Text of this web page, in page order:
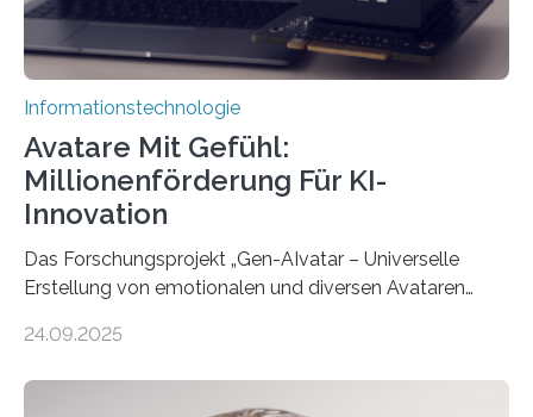
Informationstechnologie
Avatare Mit Gefühl:
Millionenförderung Für KI-
Innovation
Das Forschungsprojekt „Gen-AIvatar – Universelle
Erstellung von emotionalen und diversen Avataren
Förderung in Höhe von rund 2 Millionen Euro. Dabei
24.09.2025